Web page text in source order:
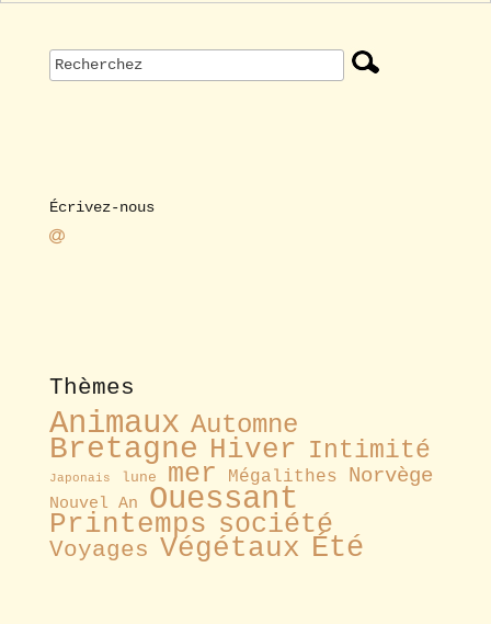
Écrivez-nous
Thèmes
Animaux Automne
Bretagne Hiver Intimité
Japonais lune mer Mégalithes Norvège
Nouvel An Ouessant
Printemps société
Voyages Végétaux Été